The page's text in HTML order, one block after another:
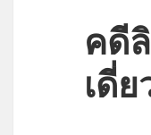
คดี
เดี่ย